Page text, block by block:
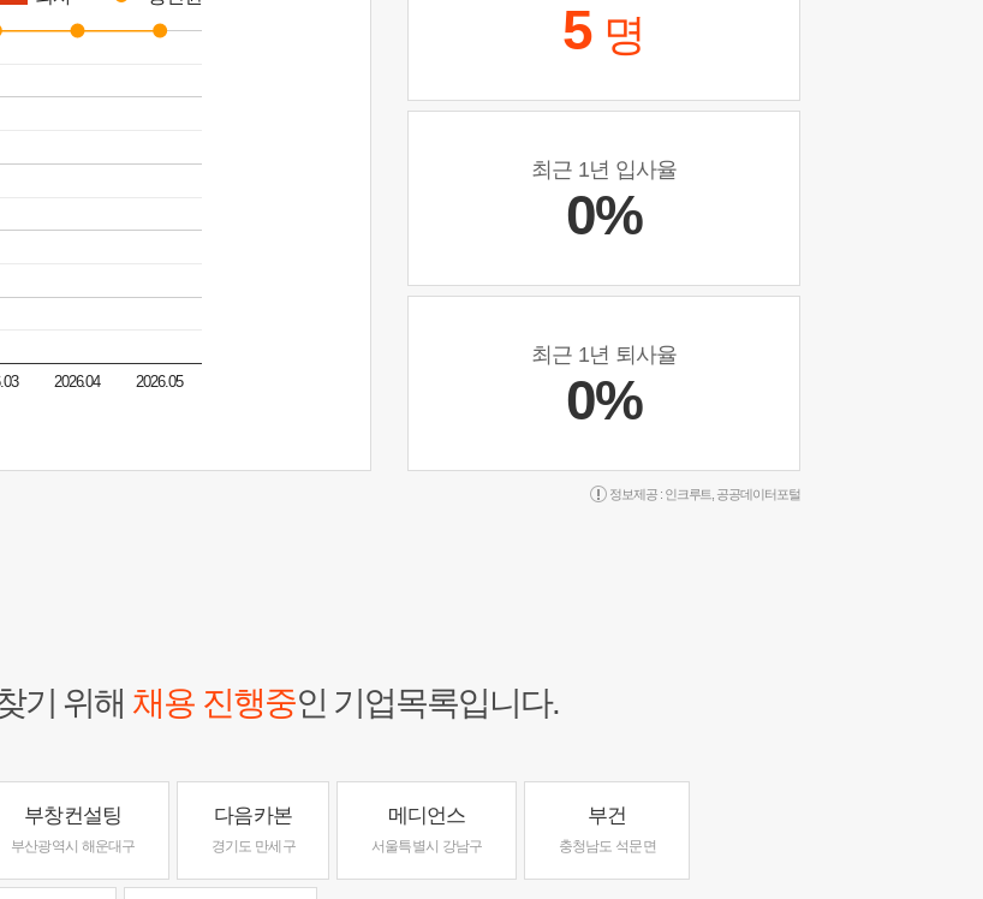
2026.04 2026.05
5 명
최근 1년 입사율
0%
최근 1년 퇴사율
0%
정보제공 : 인크루트 공공데이터포털
기 위해 채용 진행중인 기업목록입니다.
부창컨설팅
부산광역시 해운대구
다음카본
경기도 만세구
메디언스
서울특별시 강남구
부건
충청남도 석문면